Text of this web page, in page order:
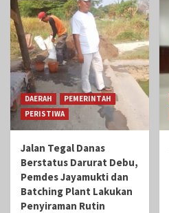
DAERAH
PEMERINTAH
PERISTIWA
Jalan Tegal Danas
Berstatus Darurat Debu,
Pemdes Jayamukti dan
Batching Plant Lakukan
Penyiraman Rutin